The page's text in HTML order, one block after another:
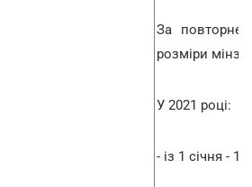
За повторне
розміри
У 2021 році:
- із 1 січня -